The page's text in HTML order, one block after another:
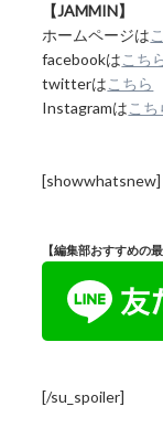
【JAMMIN】
ホームページは
facebookはこち
twitterはこちら
Instagramはこち
[showwhatsnew]
【編集部おすすめの
[/su_spoiler]